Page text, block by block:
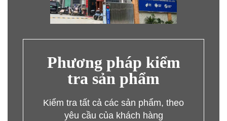
Phương pháp kiểm
tra sản phẩm
Kiểm tra tất cả các sản phẩm, theo
yêu cầu của khách hàng